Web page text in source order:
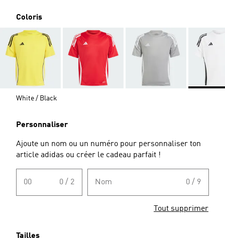
Coloris
White / Black
Personnaliser
Ajoute un nom ou un numéro pour personnaliser ton
article adidas ou créer le cadeau parfait !
00 0 / 2 Nom 0 / 9
Tout supprimer
Tailles